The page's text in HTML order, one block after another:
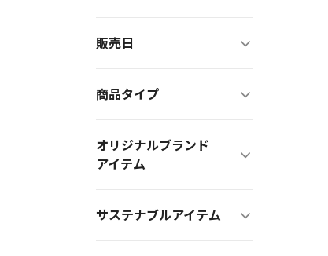
販売日
商品タイプ
オリジナルブランド
アイテム
サステナブルアイテム